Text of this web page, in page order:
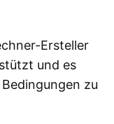
Ersteller
und es
zu